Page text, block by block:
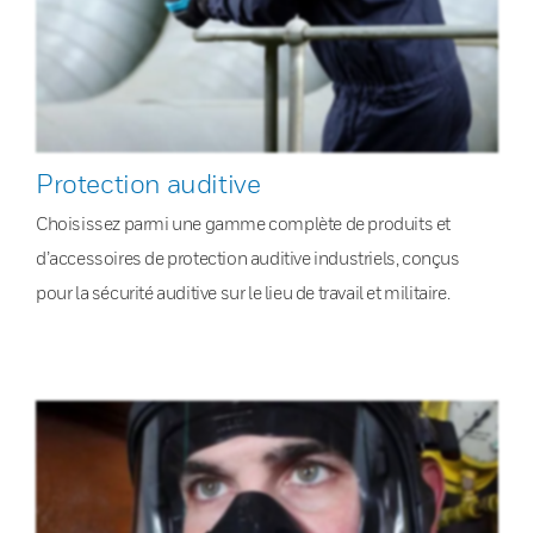
Protection auditive
Choisissez parmi une gamme complète de produits et
d’accessoires de protection auditive industriels, conçus
pour la sécurité auditive sur le lieu de travail et militaire.